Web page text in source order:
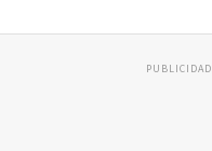
PUBLICIDAD